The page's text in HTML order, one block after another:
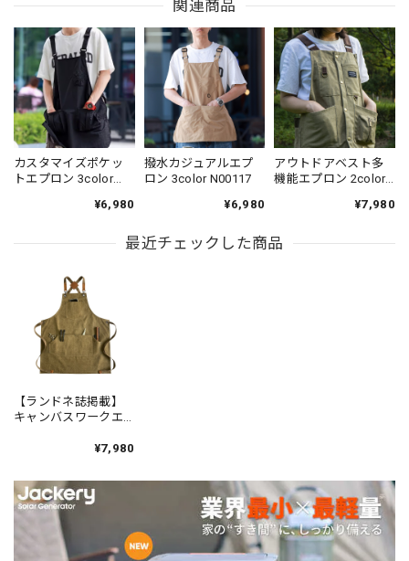
関連商品
カスタマイズポケッ
トエプロン 3color
¥6,980
撥水カジュアルエプ
ロン 3color N00117
¥6,980
アウトドアベスト多
機能エプロン 2color
¥7,980
最近チェックした商品
【ランドネ誌掲載】
キャンバスワークエ
¥7,980